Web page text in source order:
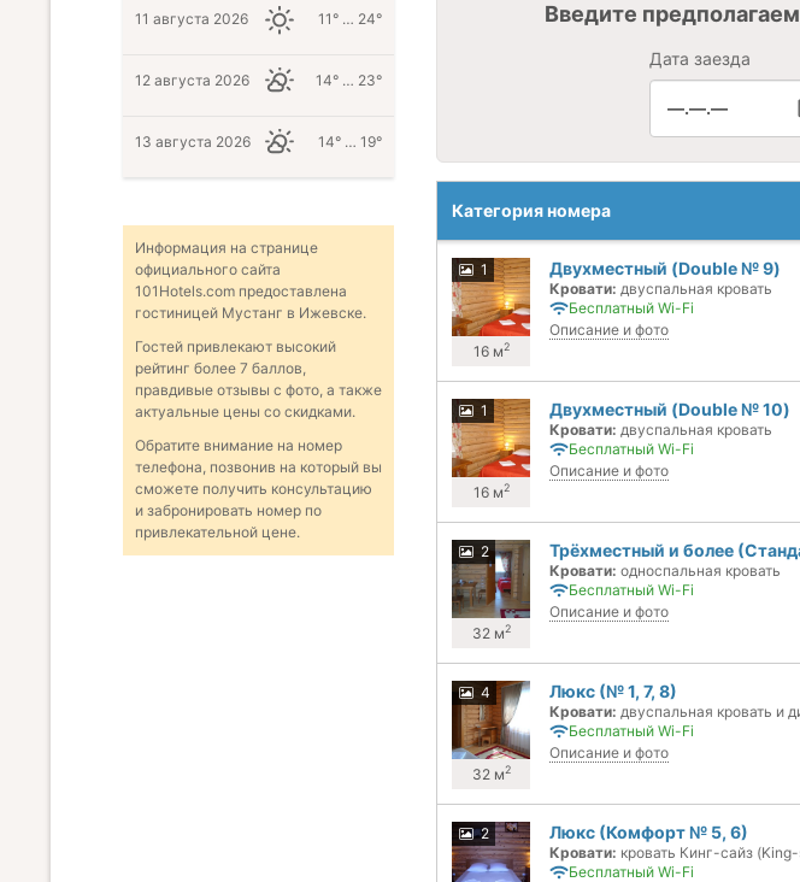
Введите
Дата заезда
—.—.—
Категория номера
1
16 м2
Двухместный (Double № 9)
Кровати: двуспальная кровать
Бесплатный Wi-Fi
Описание и фото
1
16 м2
Двухместный (Double № 10)
Кровати: двуспальная кровать
Бесплатный Wi-Fi
Описание и фото
2
32 м2
Трёхместный и более
Кровати: односпальная кровать
Бесплатный Wi-Fi
Описание и фото
4
32 м2
Люкс (№ 1, 7, 8)
Кровати: двуспальная кровать и
Бесплатный Wi-Fi
Описание и фото
2 Люкс (Комфорт № 5, 6)
Кровати: кровать Кинг-сайз
Бесплатный Wi-Fi
11 августа 2026 11° … 24°
12 августа 2026 14° … 23°
13 августа 2026 14° … 19°
Информация на странице
официального сайта
101Hotels.com предоставлена
гостиницей Мустанг в Ижевске.
Гостей привлекают высокий
рейтинг более 7 баллов,
правдивые отзывы с фото, а также
актуальные цены со скидками.
Обратите внимание на номер
телефона, позвонив на который вы
сможете получить консультацию
и забронировать номер по
привлекательной цене.